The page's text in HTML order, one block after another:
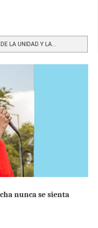
LA UNIDAD Y LA...
nunca se sienta